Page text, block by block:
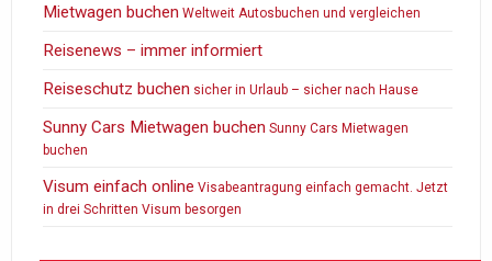
Mietwagen buchen Weltweit Autosbuchen und vergleichen
Reisenews – immer informiert
Reiseschutz buchen sicher in Urlaub – sicher nach Hause
Sunny Cars Mietwagen buchen Sunny Cars Mietwagen
buchen
Visum einfach online Visabeantragung einfach gemacht. Jetzt
in drei Schritten Visum besorgen